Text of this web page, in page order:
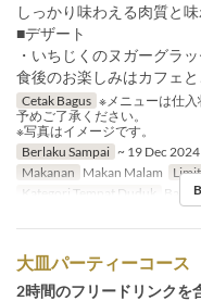
しっかり味わえる肉質と
■デザート
・いちじくのヌガーグラ
食後のお楽しみはカフェ
Cetak Bagus ※メニューは仕入
予めご了承ください。
※写真はイメージです。
Berlaku Sampai ~ 19 Dec 2024
Makanan Makan Malam
Kategori Tempat Duduk
Bar
大皿パーティーコース
2時間のフリードリンクを